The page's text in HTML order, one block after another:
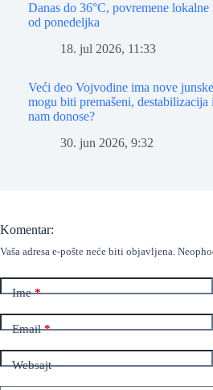
Danas do 36°C, povremene
od ponedeljka
18. jul 2026, 11:33
Veći deo Vojvodine ima nove
mogu biti premašeni, destabilizacija
nam donose?
30. jun 2026, 9:32
Komentar:
Vaša adresa e-pošte neće biti objavljena.
Ime*
Email*
Websajt